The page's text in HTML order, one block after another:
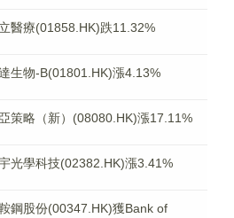
醫療(01858.HK)跌11.32%
生物-B(01801.HK)漲4.13%
亞策略（新）(08080.HK)漲17.11%
光學科技(02382.HK)漲3.41%
鞍鋼股份(00347.HK)獲Bank of